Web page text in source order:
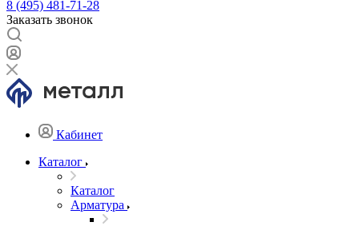
8 (495) 481-71-28
Заказать звонок
Кабинет
Каталог
Каталог
Арматура